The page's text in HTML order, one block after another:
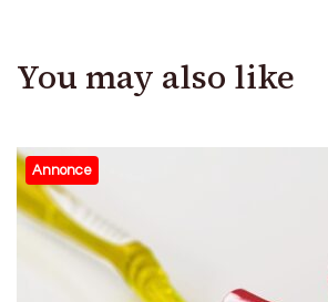
You may also like
Annonce